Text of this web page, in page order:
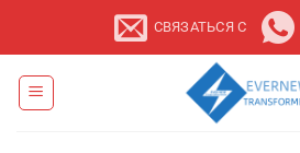
СВЯЗАТЬСЯ С